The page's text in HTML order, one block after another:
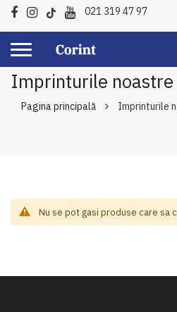
021 319 47 97
Imprinturile noastre
Pagina principală Imprinturile
Nu se pot gasi produse care sa